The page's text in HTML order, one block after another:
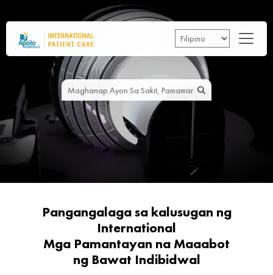
Pangangalaga sa kalusugan ng
International
Mga Pamantayan na Maaabot
ng Bawat Indibidwal